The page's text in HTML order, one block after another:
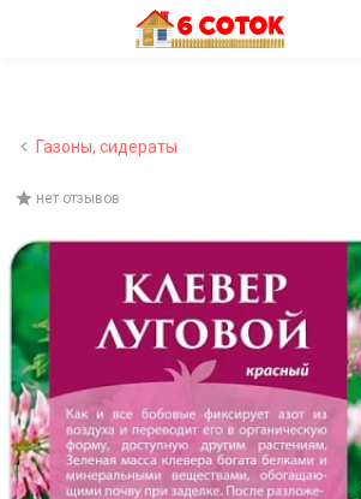
Газоны, сидераты
нет отзывов